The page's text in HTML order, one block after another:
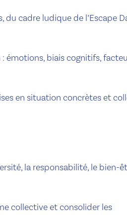
cadre ludique de l’Escape
émotions, biais cognitifs,
en situation concrètes et
la responsabilité, le bien-
collective et consolider les